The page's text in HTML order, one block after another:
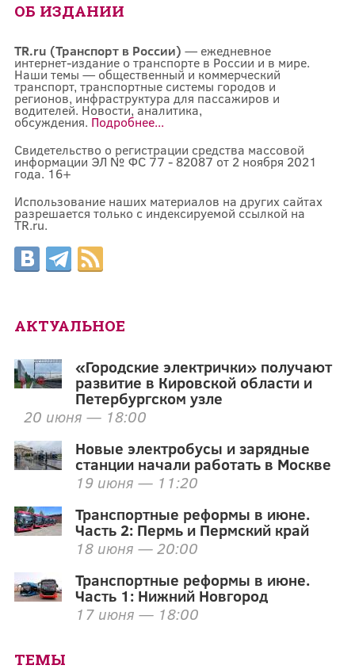
ОБ ИЗДАНИИ
TR.ru (Транспорт в России) — ежедневное
интернет-издание о транспорте в России и в мире.
Наши темы — общественный и коммерческий
транспорт, транспортные системы городов и
регионов, инфраструктура для пассажиров и
водителей. Новости, аналитика,
обсуждения. Подробнее...
Свидетельство о регистрации средства массовой
информации ЭЛ № ФС 77 - 82087 от 2 ноября 2021
года. 16+
Использование наших материалов на других сайтах
разрешается только с индексируемой ссылкой на
TR.ru.
АКТУАЛЬНОЕ
«Городские электрички» получают
развитие в Кировской области и
Петербургском узле
20 июня — 18:00
Новые электробусы и зарядные
станции начали работать в Москве
19 июня — 11:20
Транспортные реформы в июне.
Часть 2: Пермь и Пермский край
18 июня — 20:00
Транспортные реформы в июне.
Часть 1: Нижний Новгород
17 июня — 18:00
ТЕМЫ